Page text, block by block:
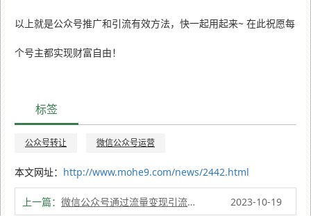
以上就是公众号推广和引流有效方法，快一起用起来~ 在此祝愿每
个号主都实现财富自由！
标签
公众号转让 微信公众号运营
本文网址： http://www.mohe9.com/news/2442.html
上一篇： 微信公众号通过流量变现引流推广！ 2023-10-19